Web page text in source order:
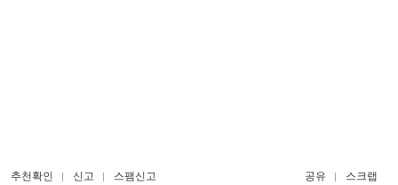
추천확인 신고 스팸신고 공유 스크랩